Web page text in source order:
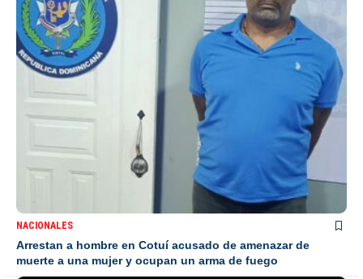
NACIONALES
Arrestan a hombre en Cotuí acusado de amenazar de
muerte a una mujer y ocupan un arma de fuego